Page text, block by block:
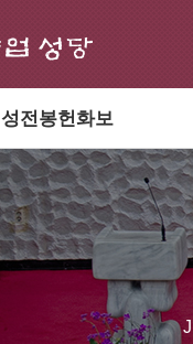
성전봉헌화보